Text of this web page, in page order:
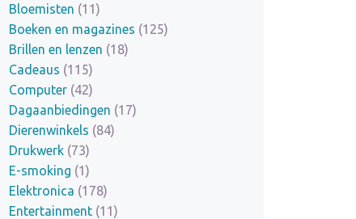
Bloemisten (11)
Boeken en magazines (125)
Brillen en lenzen (18)
Cadeaus (115)
Computer (42)
Dagaanbiedingen (17)
Dierenwinkels (84)
Drukwerk (73)
E-smoking (1)
Elektronica (178)
Entertainment (11)